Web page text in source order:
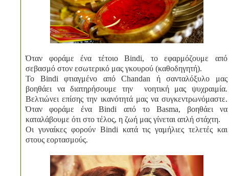
Όταν φοράμε ένα τέτοιο Bindi, το εφαρμόζουμε από
σεβασμό στον εσωτερικό μας γκουρού (καθοδηγητή).
Το Bindi φτιαγμένο από Chandan ή σανταλόξυλο μας
βοηθάει να διατηρήσουμε την νοητική μας ψυχραιμία.
Βελτιώνει επίσης την ικανότητά μας να συγκεντρωνόμαστε.
Όταν φοράμε ένα Bindi από το Basma, βοηθάει να
καταλάβουμε ότι στο τέλος, η ζωή μας γίνεται απλή στάχτη.
Οι γυναίκες φορούν Bindi κατά τις γαμήλιες τελετές και
στους εορτασμούς.